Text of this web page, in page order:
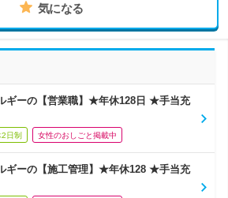
気になる
ギーの【営業職】★年休128日 ★手当充
日制 女性のおしごと掲載中
ギーの【施工管理】★年休128 ★手当充